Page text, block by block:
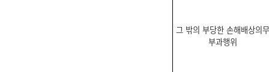
그 밖의 부당한 손해배상의무
부과행위